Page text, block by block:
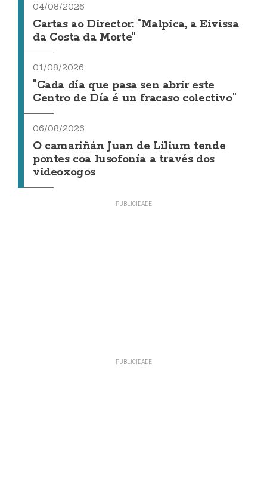
04/08/2026
Cartas ao Director: "Malpica, a Eivissa
da Costa da Morte"
01/08/2026
"Cada día que pasa sen abrir este
Centro de Día é un fracaso colectivo"
06/08/2026
O camariñán Juan de Lilium tende
pontes coa lusofonía a través dos
videoxogos